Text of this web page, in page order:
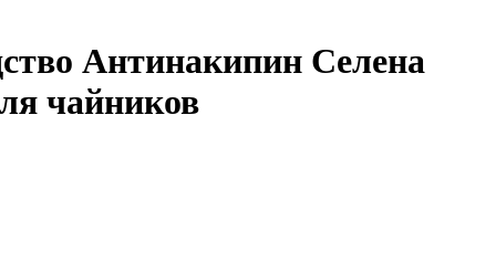
Антинакипин Селена
чайников